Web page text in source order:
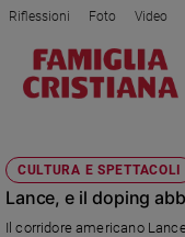
Attualità
Politica
Mondo
Economia
Riflessioni Foto Video
Privacy Policy Chi siamo
Registrati Redazione
CULTURA E SPETTACOLI
Lance, e il doping
Il corridore americano